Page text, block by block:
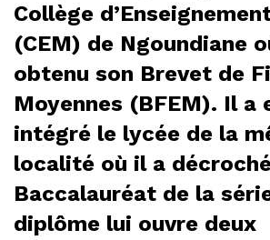
Collège
(CEM) de Ngoundiane
obtenu son Brevet de
Moyennes (BFEM). Il a
intégré le lycée de la
localité où il a
Baccalauréat de la
diplôme lui ouvre deux